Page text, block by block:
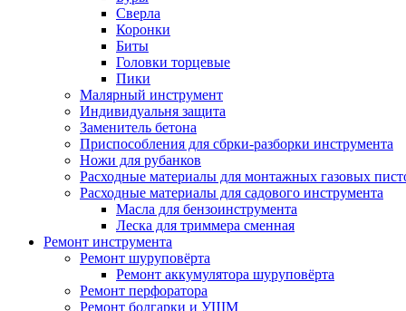
Сверла
Коронки
Биты
Головки торцевые
Пики
Малярный инструмент
Индивидуальня защита
Заменитель бетона
Приспособления для сбрки-разборки инструмента
Ножи для рубанков
Расходные материалы для монтажных газовых
Расходные материалы для садового инструмента
Масла для бензоинструмента
Леска для триммера сменная
Ремонт инструмента
Ремонт шуруповёрта
Ремонт аккумулятора шуруповёрта
Ремонт перфоратора
Ремонт болгарки и УШМ